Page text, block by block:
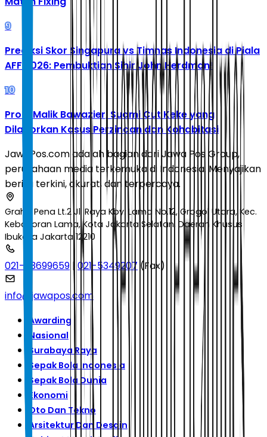
9
Prediksi Skor Singapura vs Timnas Indonesia di Piala
AFF 2026: Pembuktian Sihir John Herdman!
10
Profil Malik Bawazier, Suami Cut Keke yang
Dilaporkan Kasus Perzinaan dan Kohabitasi
JawaPos.com adalah bagian dari Jawa Pos Group,
perusahaan media terkemuka di Indonesia. Menyajikan
berita terkini, akurat, dan terpercaya.
Graha Pena Lt.2 Jl. Raya Kby. Lama No.12, Grogol Utara, Kec.
Kebayoran Lama, Kota Jakarta Selatan, Daerah Khusus
Ibukota Jakarta 12210
021-53699659 | 021-5349207 (Fax)
info@jawapos.com
Awarding
Nasional
Surabaya Raya
Sepak Bola Indonesia
Sepak Bola Dunia
Ekonomi
Oto Dan Tekno
Arsitektur Dan Desain